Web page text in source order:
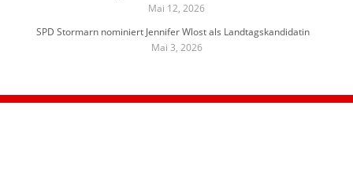
Mai 12, 2026
SPD Stormarn nominiert Jennifer Wlost als Landtagskandidatin
Mai 3, 2026